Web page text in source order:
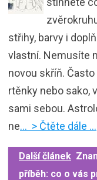
střihy, barvy i
vlastní. Nemusíte
novou skříň.
rtěnky nebo sako,
sami sebou.
ne… > Čtěte dále …
Další článek
příběh: co o vás